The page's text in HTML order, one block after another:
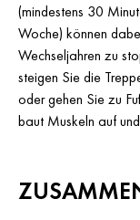
(mindestens 30
Woche) können
Wechseljahren zu
steigen Sie die
oder gehen Sie zu
baut Muskeln auf